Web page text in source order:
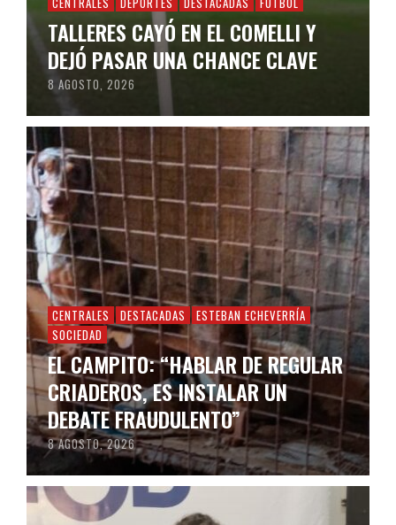
TALLERES CAYÓ EN EL COMELLI Y
DEJÓ PASAR UNA CHANCE CLAVE
8 AGOSTO, 2026
CENTRALES DESTACADAS
ESTEBAN ECHEVERRÍA
SOCIEDAD
EL CAMPITO: “HABLAR DE REGULAR
CRIADEROS, ES INSTALAR UN
DEBATE FRAUDULENTO”
8 AGOSTO, 2026